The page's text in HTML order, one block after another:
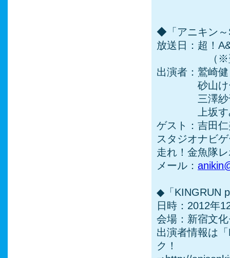
◆「アニキン～
放送日：超！
（※翌週は
出演者：鷲崎健
砂山けー
三澤紗千香
上坂す
ゲスト：吉田
スタジオナビ
走れ！金魚隊
メール：
◆「KINGRUN
日時：2012年
会場：新宿文
出演者情報は
ク！